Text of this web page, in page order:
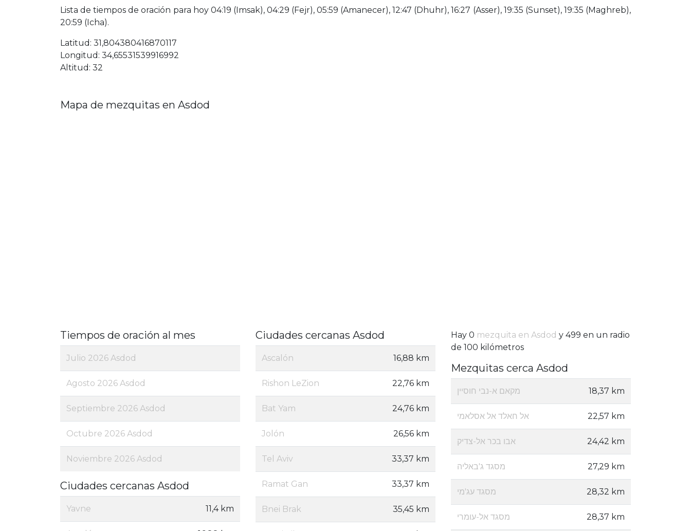
Lista de tiempos de oración para hoy 04:19 (Imsak), 04:29 (Fejr), 05:59 (Amanecer), 12:47 (Dhuhr), 16:27 (Asser), 19:35 (Sunset), 19:35 (Maghreb),
20:59 (Icha).
Latitud: 31,804380416870117
Longitud: 34,65531539916992
Altitud: 32
Mapa de mezquitas en Asdod
Tiempos de oración al mes
Julio 2026 Asdod
Agosto 2026 Asdod
Septiembre 2026 Asdod
Octubre 2026 Asdod
Noviembre 2026 Asdod
Ciudades cercanas Asdod
Yavne 11,4 km
Ciudades cercanas Asdod
Ascalón 16,88 km
Rishon LeZion 22,76 km
Bat Yam 24,76 km
Jolón 26,56 km
Tel Aviv 33,37 km
Ramat Gan 33,37 km
Bnei Brak 35,45 km
Hay 0 mezquita en Asdod y 499 en un radio
de 100 kilómetros
Mezquitas cerca Asdod
מקאם א-נבי חוסיין 18,37 km
אל חאלד אל אסלאמי 22,57 km
אבו בכר אל-צדיק 24,42 km
מסגד ג'באליה 27,29 km
מסגד עג'מי 28,32 km
מסגד אל-עומרי 28,37 km